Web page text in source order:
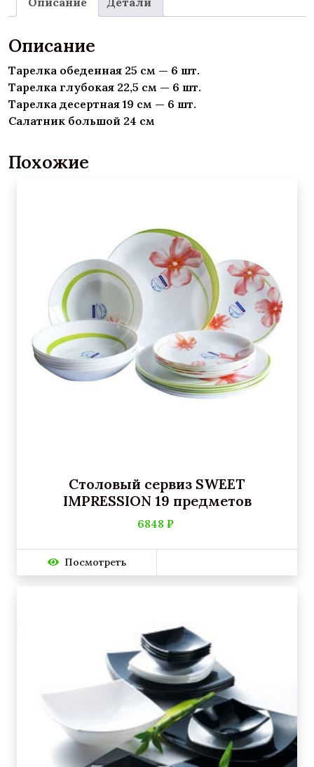
Описание
Тарелка обеденная 25 см — 6 шт.
Тарелка глубокая 22,5 см — 6 шт.
Тарелка десертная 19 см — 6 шт.
Салатник большой 24 см
Похожие
Столовый сервиз SWEET
IMPRESSION 19 предметов
6848 ₽
Посмотреть